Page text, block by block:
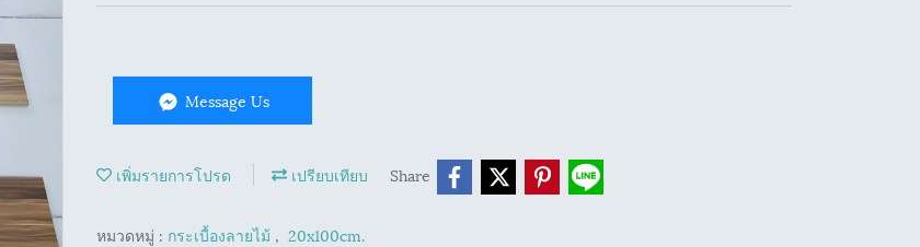
Message Us
เพิ่มรายการโปรด เปรียบเทียบ Share
หมวดหมู่ : กระเบื้องลายไม้ , 20x100cm.